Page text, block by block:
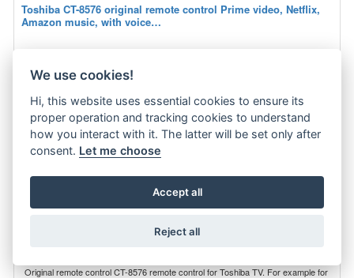
Toshiba CT-8576 original remote control Prime video, Netflix,
Amazon music, with voice…
Original remote control CT-8576 remote control for Toshiba TV. For example for
We use cookies!
Hi, this website uses essential cookies to ensure its
proper operation and tracking cookies to understand
how you interact with it. The latter will be set only after
consent. Let me choose
Accept all
Reject all